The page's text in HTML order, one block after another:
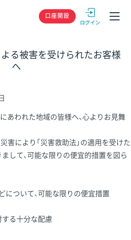
GMOクリック
口座開設
る被害を受けられたお客様
へ
あわれた地域の皆様へ、心よりお見舞
害により「災害救助法」の適用を受けた
して、可能な限りの便宜的措置を図ら
について、可能な限りの便宜措置
する十分な配慮